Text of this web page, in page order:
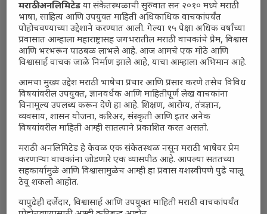
मराठी अनलिमिटेड या संकेतस्थळाची सुरुवात सन २०१० मध्ये मराठी
भाषा, साहित्य आणि उपयुक्त माहिती अधिकाधिक वाचकांपर्यंत
पोहोचवण्याच्या उद्देशाने करण्यात आली. गेल्या १५ पेक्षा अधिक वर्षांच्या
प्रवासात आम्हाला महाराष्ट्रासह जगभरातील मराठी वाचकांचे प्रेम, विश्वास
आणि भरभरून पाठबळ लाभले आहे. आज आमचे एक मोठे आणि
विश्वासार्ह वाचक जाळे निर्माण झाले आहे, याचा आम्हाला अभिमान आहे.
आमचा मुख्य उद्देश मराठी भाषेचा प्रचार आणि प्रसार करणे तसेच विविध
विषयांवरील उपयुक्त, ज्ञानवर्धक आणि माहितीपूर्ण लेख वाचकांना
विनामूल्य उपलब्ध करून देणे हा आहे. शिक्षण, आरोग्य, तंत्रज्ञान,
व्यवसाय, शासन योजना, करिअर, संस्कृती आणि इतर अनेक
विषयांवरील माहिती आम्ही सातत्याने प्रकाशित करत असतो.
मराठी अनलिमिटेड हे केवळ एक संकेतस्थळ नसून मराठी भाषेवर प्रेम
करणाऱ्या वाचकांना जोडणारे एक व्यासपीठ आहे. आपल्या सततच्या
सहकार्यामुळे आणि विश्वासामुळेच आम्ही हा प्रवास यशस्वीपणे पुढे चालू
ठेवू शकलो आहोत.
यापुढेही दर्जेदार, विश्वासार्ह आणि उपयुक्त माहिती मराठी वाचकांपर्यंत